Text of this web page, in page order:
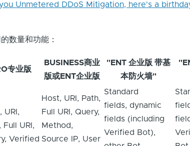
Unmetered DDoS Mitigation, here's a
数量和功能：
专业版
BUSINESS商业
版或ENT企业版
"ENT 企业版 带基
本防火墙"
URI,
Full URI,
Verified
Host, URI, Path,
Full URI, Query,
Method,
Source IP, User
Standard
fields, dynamic
fields (including
Verified Bot),